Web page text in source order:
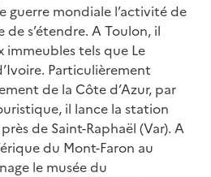
guerre mondiale l’activité de
de s’étendre. A Toulon, il
tels que Le
Particulièrement
de la Côte d’Azur, par
il lance la station
de Saint-Raphaël (Var). A
du Mont-Faron au
le musée du